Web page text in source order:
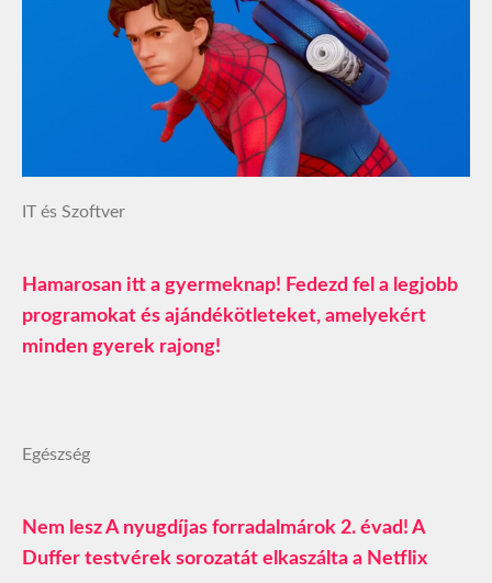
IT és Szoftver
Hamarosan itt a gyermeknap! Fedezd fel a legjobb
programokat és ajándékötleteket, amelyekért
minden gyerek rajong!
Egészség
Nem lesz A nyugdíjas forradalmárok 2. évad! A
Duffer testvérek sorozatát elkaszálta a Netflix